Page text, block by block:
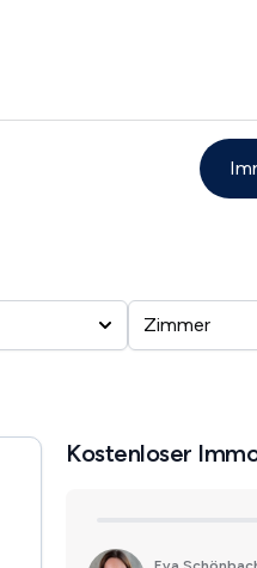
Zimmer
Kostenloser